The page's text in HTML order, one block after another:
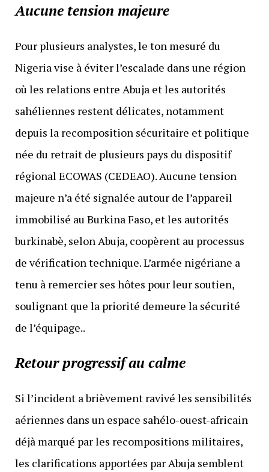
Aucune tension majeure
Pour plusieurs analystes, le ton mesuré du
Nigeria vise à éviter l’escalade dans une région
où les relations entre Abuja et les autorités
sahéliennes restent délicates, notamment
depuis la recomposition sécuritaire et politique
née du retrait de plusieurs pays du dispositif
régional ECOWAS (CEDEAO). Aucune tension
majeure n’a été signalée autour de l’appareil
immobilisé au Burkina Faso, et les autorités
burkinabè, selon Abuja, coopèrent au processus
de vérification technique. L’armée nigériane a
tenu à remercier ses hôtes pour leur soutien,
soulignant que la priorité demeure la sécurité
de l’équipage..
Retour progressif au calme
Si l’incident a brièvement ravivé les sensibilités
aériennes dans un espace sahélo-ouest-africain
déjà marqué par les recompositions militaires,
les clarifications apportées par Abuja semblent